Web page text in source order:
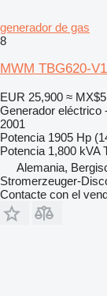
generador de gas
8
MWM TBG620-
EUR 25,900 ≈
Generador eléctrico
2001
Potencia 1905 Hp
Potencia 1,800 kVA
Alemania,
Stromerzeuger-
Contacte con el